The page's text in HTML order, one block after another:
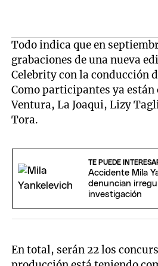
Todo indica que en
grabaciones de una nueva
Celebrity con la conducción
Como participantes ya
Ventura, La Joaqui, Lizy
Tora.
TE PUEDE
Accidente Mila
denuncian
investigación
En total, serán 22 los